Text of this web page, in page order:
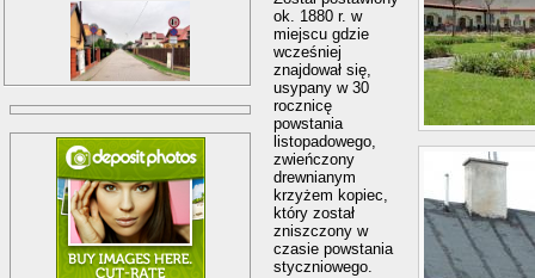
ok. 1880 r. w
miejscu gdzie
wcześniej
znajdował się,
usypany w 30
rocznicę
powstania
listopadowego,
zwieńczony
drewnianym
krzyżem kopiec,
który został
zniszczony w
czasie powstania
styczniowego.